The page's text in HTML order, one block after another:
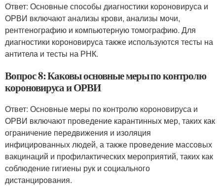
Ответ: Основные способы диагностики короновируса и
ОРВИ включают анализы крови, анализы мочи,
рентгенографию и компьютерную томографию. Для
диагностики короновируса также используются тесты на
антитела и тесты на РНК.
Вопрос 8: Каковы основные меры по контролю
короновируса и ОРВИ
Ответ: Основные меры по контролю короновируса и
ОРВИ включают проведение карантинных мер, таких как
ограничение передвижения и изоляция
инфицированных людей, а также проведение массовых
вакцинаций и профилактических мероприятий, таких как
соблюдение гигиены рук и социального
дистанцирования.